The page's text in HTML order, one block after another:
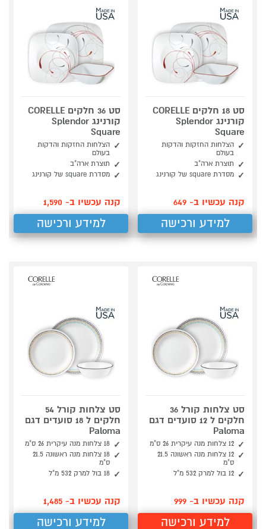
סט 18 חלקים CORELLE
קורנינג Splendor
Square
הצלחות החזקות והדקות
בעולם
תוצרת ארה"ב
מסדרת square של קורנינג
קנה עכשיו ב- 649
למידע ורכישה
סט 36 חלקים CORELLE
קורנינג Splendor
Square
הצלחות החזקות והדקות
בעולם
תוצרת ארה"ב
מסדרת square של קורנינג
קנה עכשיו ב- 1,590
למידע ורכישה
סט צלחות קורל 36
חלקים ל 12 סועדים דגם
Paloma
12 צלחות מנה עיקרית 26 ס"מ
12 צלחות מנה ראשונה 21.5
ס"מ
12 בול למרק 532 מ"ל
קנה עכשיו ב- 999
למידע ורכישה
סט צלחות קורל 54
חלקים ל 18 סועדים דגם
Paloma
18 צלחות מנה עיקרית 26 ס"מ
18 צלחות מנה ראשונה 21.5
ס"מ
18 בול למרק 532 מ"ל
קנה עכשיו ב- 1,485
למידע ורכישה